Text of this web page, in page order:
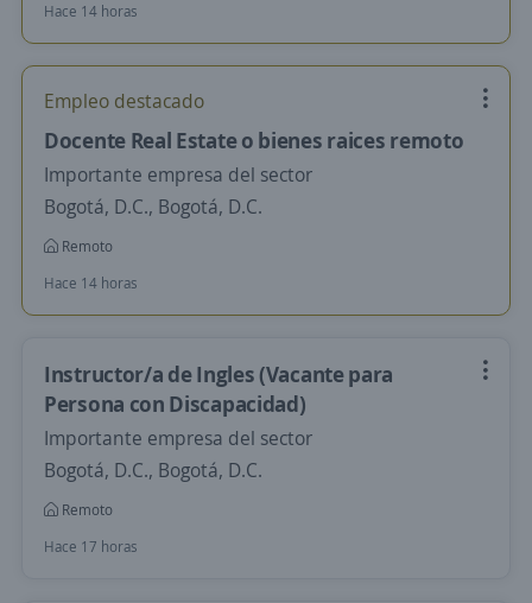
Hace 14 horas
Empleo destacado
Docente Real Estate o bienes raices remoto
Importante empresa del sector
Bogotá, D.C., Bogotá, D.C.
Remoto
Hace 14 horas
Instructor/a de Ingles (Vacante para
Persona con Discapacidad)
Importante empresa del sector
Bogotá, D.C., Bogotá, D.C.
Remoto
Hace 17 horas